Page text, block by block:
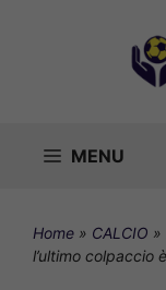
MENU
Home » CALCIO »
l’ultimo colpaccio